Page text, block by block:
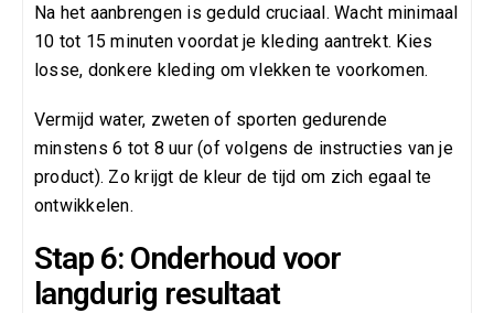
Na het aanbrengen is geduld cruciaal. Wacht minimaal
10 tot 15 minuten voordat je kleding aantrekt. Kies
losse, donkere kleding om vlekken te voorkomen.
Vermijd water, zweten of sporten gedurende
minstens 6 tot 8 uur (of volgens de instructies van je
product). Zo krijgt de kleur de tijd om zich egaal te
ontwikkelen.
Stap 6: Onderhoud voor
langdurig resultaat